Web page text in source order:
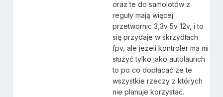
oraz te do samolotów z
reguły mają więcej
przetwornic 3,3v 5v 12v, i to
się przydaje w skrzydłach
fpv, ale jeżeli kontroler ma mi
służyć tylko jako autolaunch
to po co dopłacać ze te
wszystkie rzeczy z których
nie planuje korzystać.